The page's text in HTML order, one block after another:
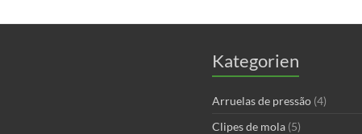
Kategorien
Arruelas de pressão (4)
Clipes de mola (5)